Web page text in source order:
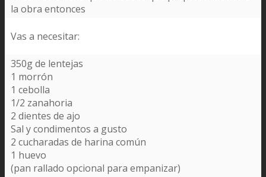
la obra entonces
Vas a necesitar:
350g de lentejas
1 morrón
1 cebolla
1/2 zanahoria
2 dientes de ajo
Sal y condimentos a gusto
2 cucharadas de harina común
1 huevo
(pan rallado opcional para empanizar)